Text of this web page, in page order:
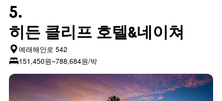
5.
히든 클리프 호텔&네이쳐
예래해안로 542
151,450원~788,684원/박